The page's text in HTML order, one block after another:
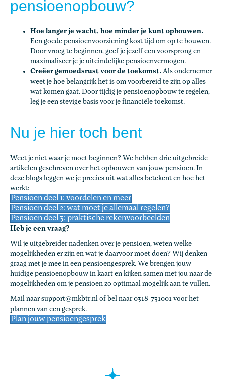
pensioenopbouw?
Hoe langer je wacht, hoe minder je kunt opbouwen.
Een goede pensioenvoorziening kost tijd om op te bouwen.
Door vroeg te beginnen, geef je jezelf een voorsprong en
maximaliseer je je uiteindelijke pensioenvermogen.
Creëer gemoedsrust voor de toekomst. Als ondernemer
weet je hoe belangrijk het is om voorbereid te zijn op alles
wat komen gaat. Door tijdig je pensioenopbouw te regelen,
leg je een stevige basis voor je financiële toekomst.
Nu je hier toch bent
Weet je niet waar je moet beginnen? We hebben drie uitgebreide
artikelen geschreven over het opbouwen van jouw pensioen. In
deze blogs leggen we je precies uit wat alles betekent en hoe het
werkt:
Pensioen deel 1: voordelen en meer
Pensioen deel 2: wat moet je allemaal regelen?
Pensioen deel 3: praktische rekenvoorbeelden
Heb je een vraag?
Wil je uitgebreider nadenken over je pensioen, weten welke
mogelijkheden er zijn en wat je daarvoor moet doen? Wij denken
graag met je mee in een pensioengesprek. We brengen jouw
huidige pensioenopbouw in kaart en kijken samen met jou naar de
mogelijkheden om je pensioen zo optimaal mogelijk aan te vullen.
Mail naar support@mkbtr.nl of bel naar 0318-731001 voor het
plannen van een gesprek.
Plan jouw pensioengesprek